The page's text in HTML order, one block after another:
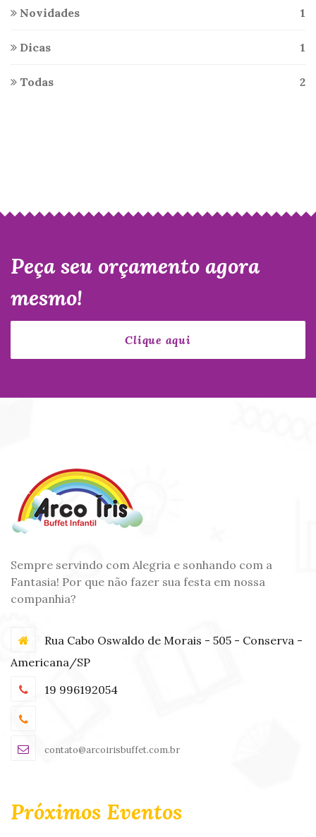
Novidades 1
Dicas 1
Todas 2
Peça seu orçamento agora
mesmo!
Sempre servindo com Alegria e sonhando com a
Fantasia! Por que não fazer sua festa em nossa
companhia?
Rua Cabo Oswaldo de Morais - 505 - Conserva -
Americana/SP
19 996192054
contato@arcoirisbuffet.com.br
Próximos Eventos